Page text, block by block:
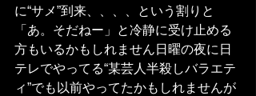
に“サメ”到来、、、、という割りと
「あ。そだねー」と冷静に受け止める
方もいるかもしれません日曜の夜に日
テレでやってる“某芸人半殺しバラエテ
ィ”でも以前やってたかもしれませんが